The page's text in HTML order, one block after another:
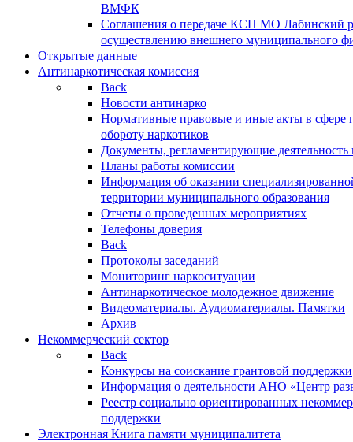
ВМФК
Соглашения о передаче КСП МО Лабинский
осуществлению внешнего муниципального
Открытые данные
Антинаркотическая комиссия
Back
Новости антинарко
Нормативные правовые и иные акты в сфере
обороту наркотиков
Документы, регламентирующие деятельность
Планы работы комиссии
Информация об оказании
территории муниципального образования
Отчеты о проведенных мероприятиях
Телефоны доверия
Back
Протоколы заседаний
Мониторинг наркоситуации
Антинаркотическое молодежное движение
Видеоматериалы. Аудиоматериалы. Памятки
Архив
Некоммерческий сектор
Back
Конкурсы на соискание грантовой поддержки
Информация о деятельности АНО «Центр
Реестр социально ориентированных
поддержки
Электронная Книга памяти муниципалитета